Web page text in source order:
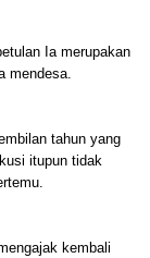
Ia merupakan
mendesa.
tahun yang
itupun tidak
kembali